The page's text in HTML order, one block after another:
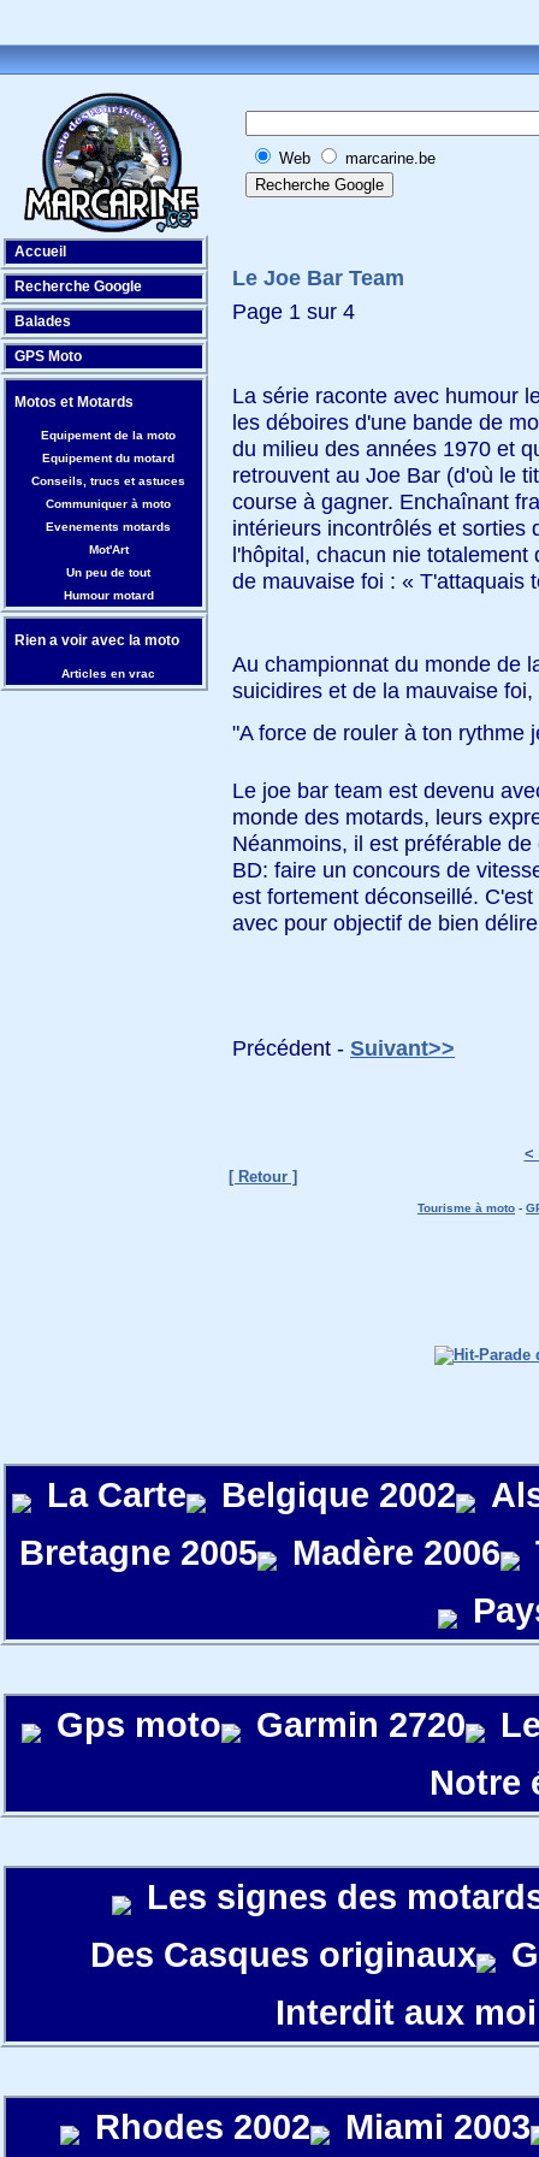
Web marcarine.be
Le Joe Bar Team
Page 1 sur 4
La série raconte avec humour
les déboires d'une bande de
du milieu des années 1970 et
retrouvent au Joe Bar (d'où le
course à gagner. Enchaînant
intérieurs incontrôlés et sorties
l'hôpital, chacun nie
de mauvaise foi : « T'attaquais
Au championnat du monde de
suicidires et de la mauvaise
"A force de rouler à ton rythme
Le joe bar team est devenu
monde des motards, leurs
Néanmoins, il est préférable
BD: faire un concours de
est fortement déconseillé.
avec pour objectif de bien
Précédent - Suivant>>
<
[ Retour ]
Tourisme à moto -
La Carte Belgique 2002
Bretagne 2005
Madère 2006
Gps moto Garmin 2720
Notre
Les signes des
Des Casques originaux
Interdit aux
Rhodes 2002 Miami 2003
Accueil
Recherche Google
Balades
GPS Moto
Motos et Motards
Equipement de la moto
Equipement du motard
Conseils, trucs et astuces
Communiquer à moto
Evenements motards
Mot'Art
Un peu de tout
Humour motard
Rien a voir avec la moto
Articles en vrac